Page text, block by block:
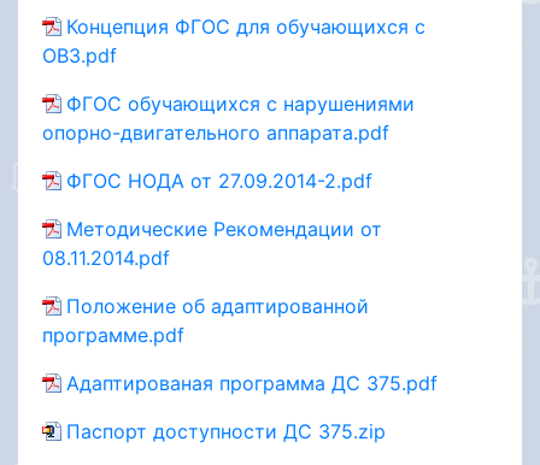
Концепция ФГОС для обучающихся с
ОВ3.pdf
ФГОС обучающихся с нарушениями
опорно-двигательного аппарата.pdf
ФГОС НОДА от 27.09.2014-2.pdf
Методические Рекомендации от
08.11.2014.pdf
Положение об адаптированной
программе.pdf
Адаптированая программа ДС 375.pdf
Паспорт доступности ДС 375.zip